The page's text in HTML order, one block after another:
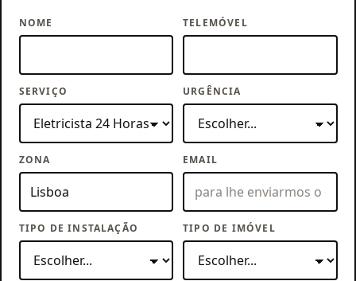
NOME TELEMÓVEL
SERVIÇO URGÊNCIA
ZONA EMAIL
TIPO DE INSTALAÇÃO TIPO DE IMÓVEL